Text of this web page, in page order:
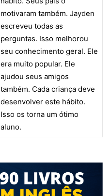
motivaram também. Jayden
escreveu todas as
perguntas. Isso melhorou
seu conhecimento geral. Ele
era muito popular. Ele
ajudou seus amigos
também. Cada criança deve
desenvolver este hábito.
Isso os torna um ótimo
aluno.